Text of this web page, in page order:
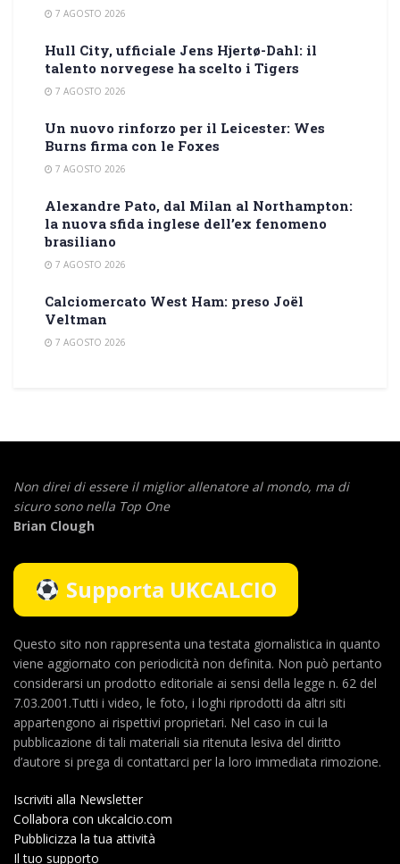
7 AGOSTO 2026
Hull City, ufficiale Jens Hjertø-Dahl: il
talento norvegese ha scelto i Tigers
7 AGOSTO 2026
Un nuovo rinforzo per il Leicester: Wes
Burns firma con le Foxes
7 AGOSTO 2026
Alexandre Pato, dal Milan al Northampton:
la nuova sfida inglese dell’ex fenomeno
brasiliano
7 AGOSTO 2026
Calciomercato West Ham: preso Joël
Veltman
7 AGOSTO 2026
Non direi di essere il miglior allenatore al mondo, ma di
sicuro sono nella Top One
Brian Clough
Supporta UKCALCIO
Questo sito non rappresenta una testata giornalistica in quanto
viene aggiornato con periodicità non definita. Non può pertanto
considerarsi un prodotto editoriale ai sensi della legge n. 62 del
7.03.2001.Tutti i video, le foto, i loghi riprodotti da altri siti
appartengono ai rispettivi proprietari. Nel caso in cui la
pubblicazione di tali materiali sia ritenuta lesiva del diritto
d’autore si prega di contattarci per la loro immediata rimozione.
Iscriviti alla Newsletter
Collabora con ukcalcio.com
Pubblicizza la tua attività
Il tuo supporto